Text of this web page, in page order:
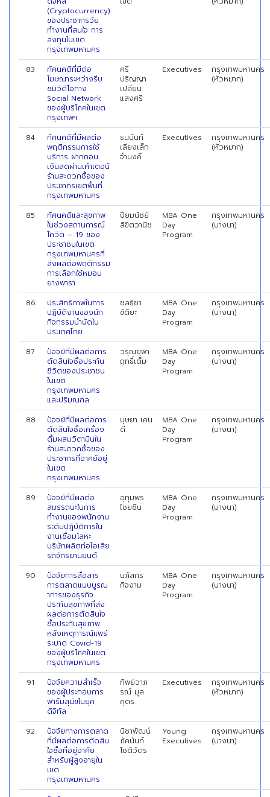
(Cryptocurrency)
ของประชากรวัย
ทำงานที่สนใจ การ
ลงทุนในเขต
กรุงเทพมหานคร
83
ทัศนคติที่มีต่อ
โฆษณาระหว่างรีบ
ชมวิดีโอทาง
Social Network
ของผู้บริโภคในเขต
กรุงเทพฯ
ศรี
ปริญญา
เปลี่ยน
แสงศรี
Executives
กรุงเทพมหานคร
(หัวหมาก)
84
ทัศนคติที่มีผลต่อ
พฤติกรรมการใช้
บริการ ฝากถอน
เงินสดผ่านเค้าเตอน์
ร้านสะดวกชื้อของ
ประชากรเขตพื้นที่
กรุงเทพมหานคร
ธนนันท์
เลียงเล็ก
จำนงค์
Executives
กรุงเทพมหานคร
(หัวหมาก)
85
ทัศนคติและสุขภาพ
ในช่วงสถานการณ์
โควิด – 19 ของ
ประชาชนในเขต
กรุงเทพมหานครที่
ส่งผลต่อพฤติกรรม
การเลือกใช้หมอน
ยางพารา
ปิยมนัชย์
ลิขิตวานิช
MBA One
Day
Program
กรุงเทพมหานคร
(บางนา)
86
ประสิทธิภาพในการ
ปฏิบัติงานของนัก
กิจกรรมบำบัดใน
ประเทศไทย
ชลธิชา
ขัติยะ
MBA One
Day
Program
กรุงเทพมหานคร
(บางนา)
87
ปัจจยัที่มีผลต่อการ
ตัดสินใจซื้อประกัน
ชีวิตของประชาชน
ในเขต
กรุงเทพมหานคร
และปริมณฑล
วรุณยุพา
ฤทธิ์เต็ม
MBA One
Day
Program
กรุงเทพมหานคร
(บางนา)
88
ปัจจยัที่มีผลต่อการ
ตัดสินใจซื้อเครื่อง
ดื่มผสมวิตามินใน
ร้านสะดวกซื้อของ
ประชากรที่อาศยัอยู่
ในเขต
กรุงเทพมหานคร
บุษยา เคน
ดี
MBA One
Day
Program
กรุงเทพมหานคร
(บางนา)
89
ปัจจยัที่มีผลต่อ
สมรรถนะในการ
ทำงานของพนักงาน
ระดับปฎิบัติการใน
งานเชื่อมโลหะ
บริษัทผลิตท่อไอเสีย
รถจักรยานยนต์
อุทุมพร
ไชยชิน
MBA One
Day
Program
กรุงเทพมหานคร
(บางนา)
90
ปัจจัยการสื่อสาร
การตลาดแบบบูรณ
าการของธุรกิจ
ประกันสุขภาพที่ส่ง
ผลต่อการตัดสินใจ
ซื้อประกันสุขภาพ
หลังเหตุการณัแพร่
ระบาด Covid-19
ของผู้บริโภคในเขต
กรุงเทพมหานคร
นภัสกร
กิจงาม
MBA One
Day
Program
กรุงเทพมหานคร
(บางนา)
91
ปัจจัยความสำเร็จ
ของผู้ประกอบการ
ฟาร์มสุนัขในยุค
ดิจิทัล
ทิพย์วาภ
รณ์ มุล
คุตร
Executives
กรุงเทพมหานคร
(หัวหมาก)
92
ปัจจัยทางการตลาด
ที่มีผลต่อการตัดสิน
ใจซื้อที่อยู่อาศัย
สำหรับผู้สูงอายุใน
เขต
กรุงเทพมหานคร
นิชาพัฒน์
ภัคนันท์
โชติวัตร
Young
Executives
กรุงเทพมหานคร
(บางนา)